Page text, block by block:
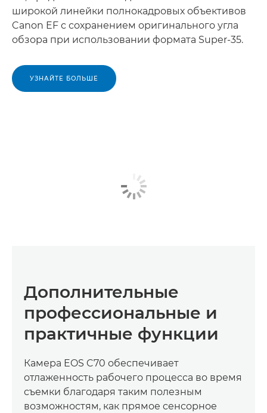
широкой линейки полнокадровых объективов
Canon EF с сохранением оригинального угла
обзора при использовании формата Super-35.
УЗНАЙТЕ БОЛЬШЕ
Дополнительные
профессиональные и
практичные функции
Камера EOS C70 обеспечивает
отлаженность рабочего процесса во время
съемки благодаря таким полезным
возможностям, как прямое сенсорное